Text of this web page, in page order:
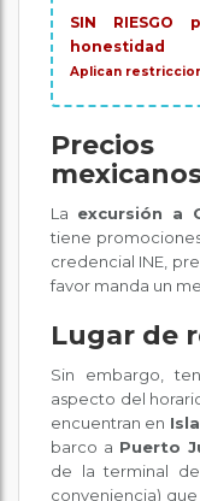
SIN
honestidad
Aplican
Precios
La excursión a
tiene
credencial INE,
favor manda un
Lugar de
Sin embargo,
aspecto del
encuentran en
barco a Puerto
de la terminal de
conveniencia)